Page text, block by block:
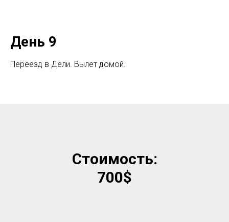
День 9
Переезд в Дели. Вылет домой.
Стоимость:
700$